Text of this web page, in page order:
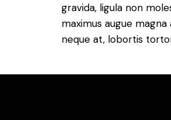
gravida, ligula non
maximus augue
neque at, lobortis